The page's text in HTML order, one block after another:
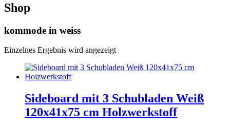
Shop
kommode in weiss
Einzelnes Ergebnis wird angezeigt
Sideboard mit 3 Schubladen Weiß
120x41x75 cm Holzwerkstoff